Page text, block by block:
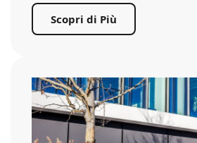
Scopri di Più